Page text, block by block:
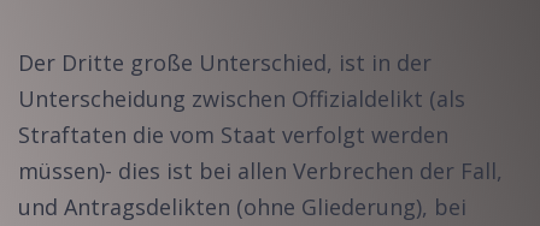
Der Dritte große Unterschied, ist in der
Unterscheidung zwischen Offizialdelikt (als
Straftaten die vom Staat verfolgt werden
müssen)- dies ist bei allen Verbrechen der Fall,
und Antragsdelikten (ohne Gliederung), bei